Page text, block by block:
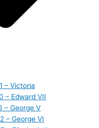
– Victoria
– Edward VII
– George V
– George VI